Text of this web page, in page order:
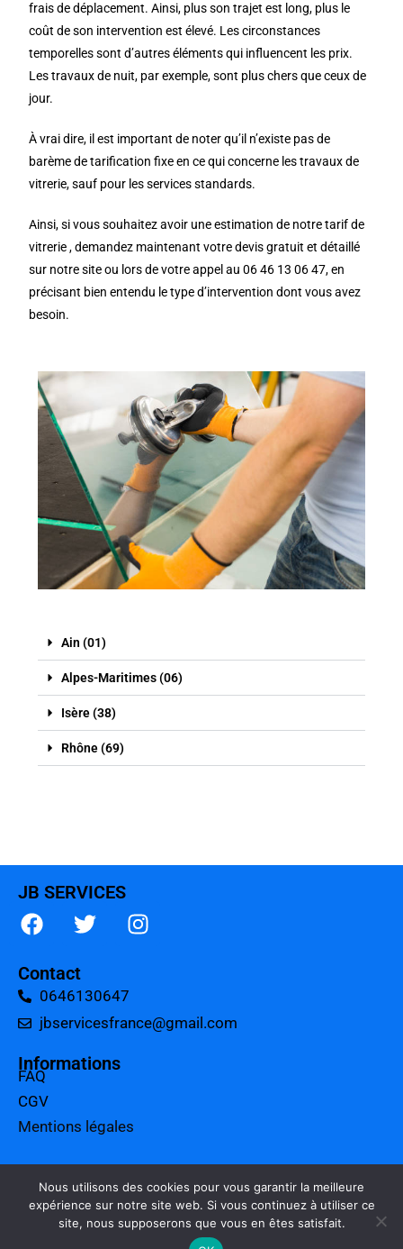
frais de déplacement. Ainsi, plus son trajet est long, plus le
coût de son intervention est élevé. Les circonstances
temporelles sont d’autres éléments qui influencent les prix.
Les travaux de nuit, par exemple, sont plus chers que ceux de
jour.
À vrai dire, il est important de noter qu’il n’existe pas de
barème de tarification fixe en ce qui concerne les travaux de
vitrerie, sauf pour les services standards.
Ainsi, si vous souhaitez avoir une estimation de notre tarif de
vitrerie , demandez maintenant votre devis gratuit et détaillé
sur notre site ou lors de votre appel au 06 46 13 06 47, en
précisant bien entendu le type d’intervention dont vous avez
besoin.
Ain (01)
Alpes-Maritimes (06)
Isère (38)
Rhône (69)
JB SERVICES
Contact
0646130647
jbservicesfrance@gmail.com
Informations
FAQ
CGV
Mentions légales
Tarifs
Charte qualité
Politique de confidentialité
Nous utilisons des cookies pour vous garantir la meilleure
expérience sur notre site web. Si vous continuez à utiliser ce
site, nous supposerons que vous en êtes satisfait.